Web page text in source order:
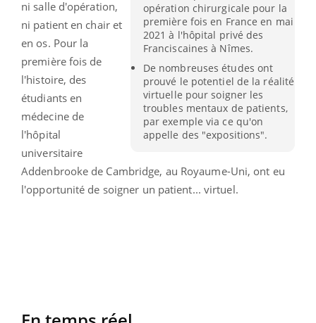
opération chirurgicale pour la
première fois en France en mai
2021 à l'hôpital privé des
Franciscaines à Nîmes.
De nombreuses études ont
prouvé le potentiel de la réalité
virtuelle pour soigner les
troubles mentaux de patients,
par exemple via ce qu'on
appelle des "expositions".
ni salle d'opération,
ni patient en chair et
en os. Pour la
première fois de
l'histoire, des
étudiants en
médecine de
l'hôpital
universitaire
Addenbrooke de Cambridge, au Royaume-Uni, ont eu
l'opportunité de soigner un patient... virtuel.